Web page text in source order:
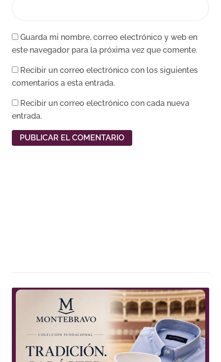
Guarda mi nombre, correo electrónico y web en
este navegador para la próxima vez que comente.
Recibir un correo electrónico con los siguientes
comentarios a esta entrada.
Recibir un correo electrónico con cada nueva
entrada.